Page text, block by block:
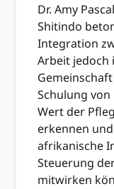
Dr. Amy
Shitindo
Integration
Arbeit jedoch
Schulung
Wert der
erkennen
afrikanische
Steuerung
mitwirken